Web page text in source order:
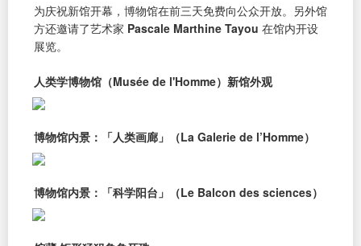
为庆祝新馆开幕，博物馆在前三天免费向公众开放。另外馆
方还邀请了艺术家 Pascale Marthine Tayou 在馆内开设
展览。
人类学博物馆（Musée de l'Homme）新馆外观
博物馆内景：「人类画廊」（La Galerie de l’Homme）
博物馆内景：「科学阳台」（Le Balcon des sciences）